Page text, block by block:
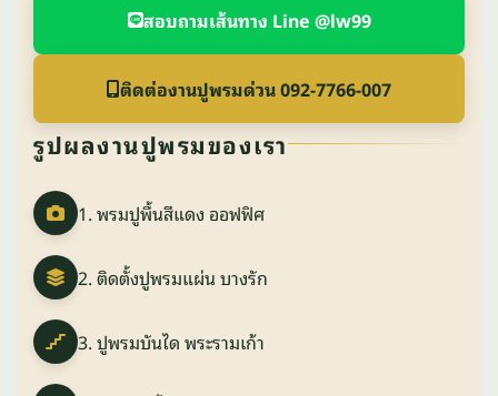
สอบถามเส้นทาง Line @lw99
ติดต่องานปูพรมด่วน 092-7766-007
รูปผลงานปูพรมของเรา
1. พรมปูพื้นสีแดง ออฟฟิศ
2. ติดตั้งปูพรมแผ่น บางรัก
3. ปูพรมบันได พระรามเก้า